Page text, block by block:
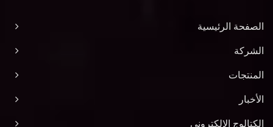
الصفحة الرئيسية
الشركة
المنتجات
الأخبار
الكتالوج الإلكتروني